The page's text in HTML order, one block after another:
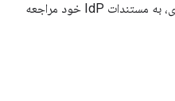
می‌کنند. برای دستورالعمل‌های راه‌اندازی، به مستندات IdP خود مراجعه